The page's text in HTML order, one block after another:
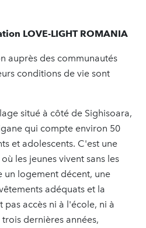
LOVE-LIGHT ROMANIA
auprès des communautés
conditions de vie sont
situé à côté de Sighisoara,
qui compte environ 50
et adolescents. C'est une
les jeunes vivent sans les
un logement décent, une
adéquats et la
accès ni à l'école, ni à
dernières années,